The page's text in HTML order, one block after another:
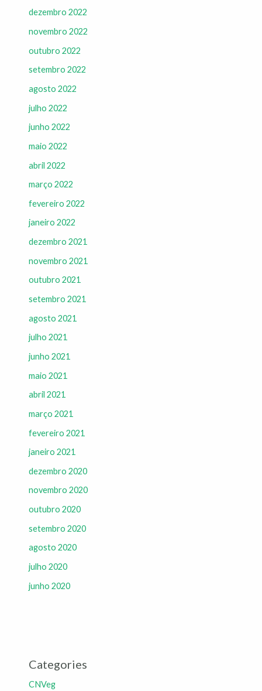
dezembro 2022
novembro 2022
outubro 2022
setembro 2022
agosto 2022
julho 2022
junho 2022
maio 2022
abril 2022
março 2022
fevereiro 2022
janeiro 2022
dezembro 2021
novembro 2021
outubro 2021
setembro 2021
agosto 2021
julho 2021
junho 2021
maio 2021
abril 2021
março 2021
fevereiro 2021
janeiro 2021
dezembro 2020
novembro 2020
outubro 2020
setembro 2020
agosto 2020
julho 2020
junho 2020
Categories
CNVeg